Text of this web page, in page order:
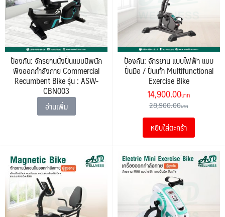
ป้องกัน: จักรยานนั่งปั่นแบบมีพนัก
พิงออกกำลังกาย Commercial
Recumbent Bike รุ่น : ASW-
CBN003
อ่านเพิ่ม
ป้องกัน: จักรยาน แบบไฟฟ้า แบบ
ปั่นมือ / ปั่นเท้า Multifunctional
Exercise Bike
28,900.00
Original
price
was:
28,900.00฿.
14,900.00
is:
หยิบใส่ตะกร้า